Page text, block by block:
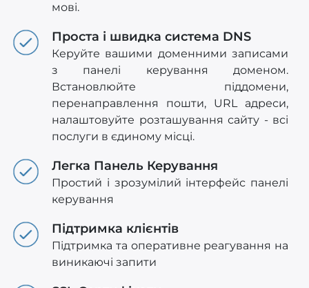
мові.
Проста і швидка система DNS
Керуйте вашими доменними записами
з панелі керування доменом.
Встановлюйте піддомени,
перенаправлення пошти, URL адреси,
налаштовуйте розташування сайту - всі
послуги в єдиному місці.
Легка Панель Керування
Простий і зрозумілий інтерфейс панелі
керування
Підтримка клієнтів
Підтримка та оперативне реагування на
виникаючі запити